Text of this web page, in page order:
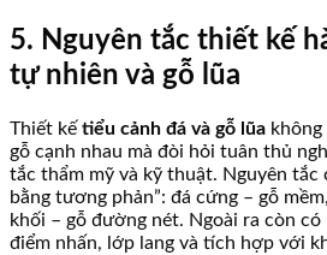
5. Nguyên tắc thiết kế
tự nhiên và gỗ lũa
Thiết kế tiểu cảnh đá và gỗ lũa
gỗ cạnh nhau mà đòi hỏi tuân thủ
tắc thẩm mỹ và kỹ thuật. Nguyên tắc
bằng tương phản”: đá cứng – gỗ
khối – gỗ đường nét. Ngoài ra còn có
điểm nhấn, lớp lang và tích hợp với